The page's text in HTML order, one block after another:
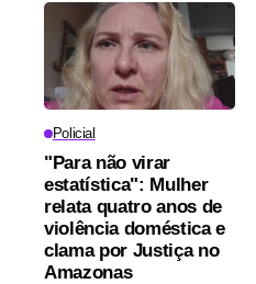
Policial
"Para não virar
estatística": Mulher
relata quatro anos de
violência doméstica e
clama por Justiça no
Amazonas